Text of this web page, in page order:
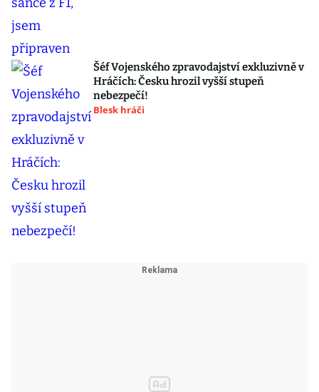
Šéf Vojenského zpravodajství exkluzivně v
Hráčích: Česku hrozil vyšší stupeň
nebezpečí!
Blesk hráči